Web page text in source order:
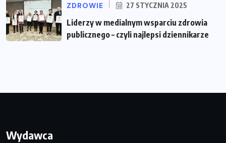
ZDROWIE 27 STYCZNIA 2025
Liderzy w medialnym wsparciu zdrowia
publicznego – czyli najlepsi dziennikarze
Wydawca